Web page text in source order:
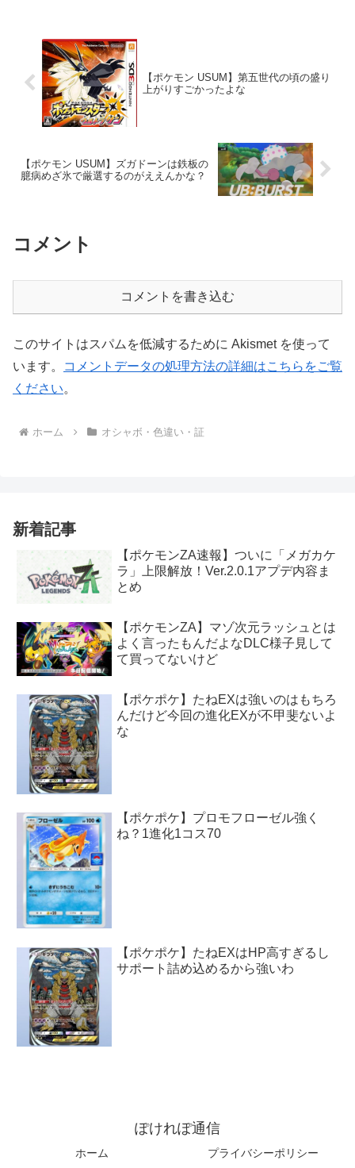
【ポケモン USUM】第五世代の頃の盛り
上がりすごかったよな
【ポケモン USUM】ズガドーンは鉄板の
臆病めざ氷で厳選するのがええんかな？
コメント
コメントを書き込む
このサイトはスパムを低減するために Akismet を使って
います。
コメントデータの処理方法の詳細はこちらをご覧
ください。
ホーム オシャボ・色違い・証
新着記事
【ポケモンZA速報】ついに「メガカケ
ラ」上限解放！Ver.2.0.1アプデ内容ま
とめ
【ポケモンZA】マゾ次元ラッシュとは
よく言ったもんだよなDLC様子見して
て買ってないけど
【ポケポケ】たねEXは強いのはもちろ
んだけど今回の進化EXが不甲斐ないよ
な
【ポケポケ】プロモフローゼル強く
ね？1進化1コス70
【ポケポケ】たねEXはHP高すぎるし
サポート詰め込めるから強いわ
ぽけれぽ通信
ホーム プライバシーポリシー